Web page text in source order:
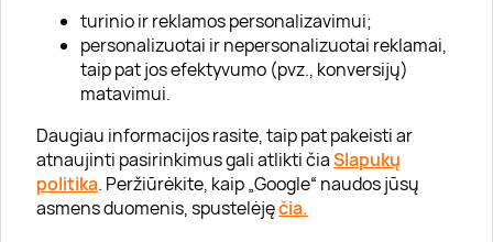
turinio ir reklamos personalizavimui;
personalizuotai ir nepersonalizuotai reklamai,
taip pat jos efektyvumo (pvz., konversijų)
matavimui.
Daugiau informacijos rasite, taip pat pakeisti ar
atnaujinti pasirinkimus gali atlikti čiaSlapukų
politika. Peržiūrėkite, kaip „Google“ naudos jūsų
asmens duomenis, spustelėjęčia.
Visi partneriai
Kontaktai
Tinklaraštis
Informacija